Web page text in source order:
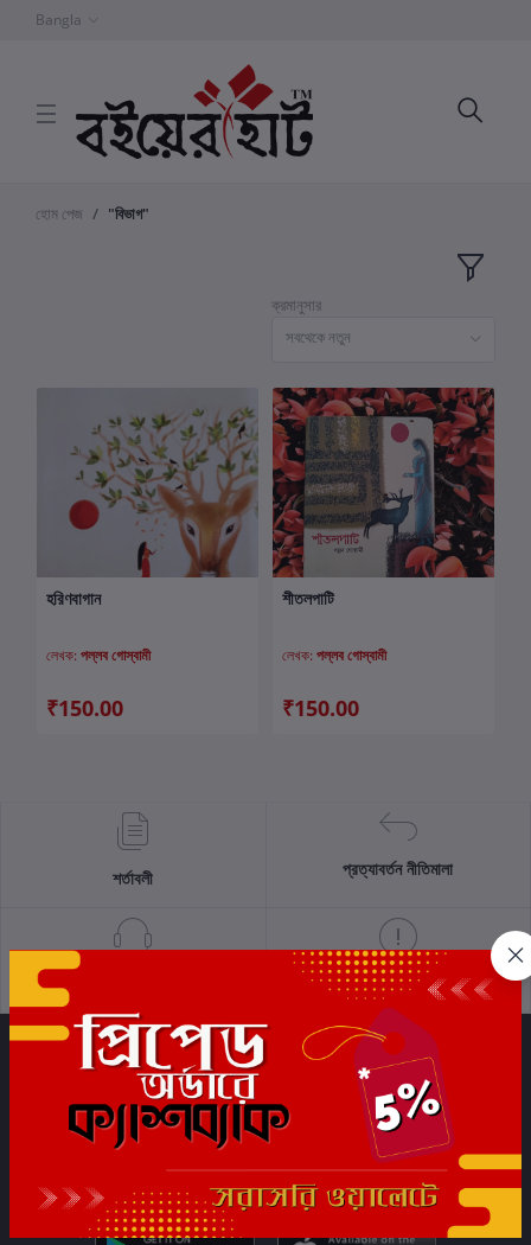
Bangla
হোম পেজ "বিভাগ"
ক্রমানুসার
সবথেকে নতুন
হরিণবাগান
লেখক: পল্লব গোস্বামী
₹150.00
শীতলপাটি
লেখক: পল্লব গোস্বামী
₹150.00
শর্তাবলী প্রত্যাবর্তন নীতিমালা
গোপনীয়তা নীতি
সাবস্ক্রাইব